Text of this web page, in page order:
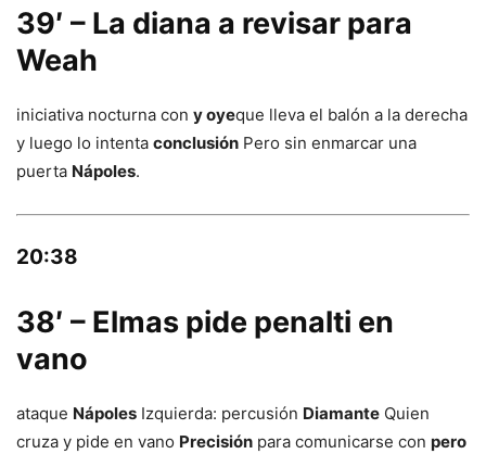
39′ – La diana a revisar para
Weah
iniciativa nocturna con y oyeque lleva el balón a la derecha
y luego lo intenta conclusión Pero sin enmarcar una
puerta Nápoles.
20:38
38′ – Elmas pide penalti en
vano
ataque Nápoles Izquierda: percusión Diamante Quien
cruza y pide en vano Precisión para comunicarse con pero